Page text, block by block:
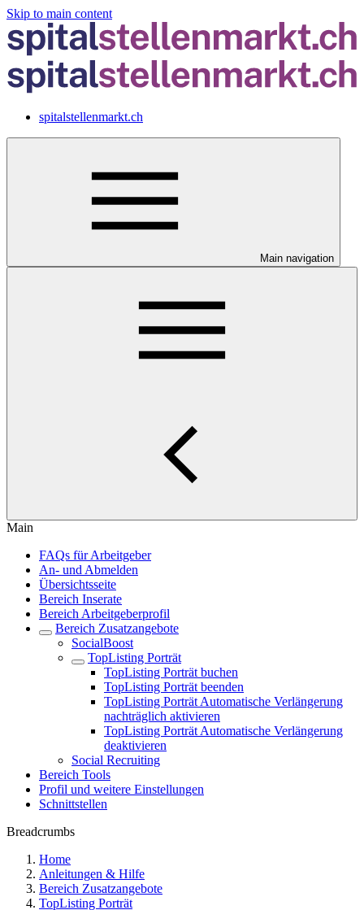
Skip to main content
spitalstellenmarkt.ch
Main navigation
Main
FAQs für Arbeitgeber
An- und Abmelden
Übersichtsseite
Bereich Inserate
Bereich Arbeitgeberprofil
Bereich Zusatzangebote
SocialBoost
TopListing Porträt
TopListing Porträt buchen
TopListing Porträt beenden
TopListing Porträt Automatische Verlängerung
nachträglich aktivieren
TopListing Porträt Automatische Verlängerung
deaktivieren
Social Recruiting
Bereich Tools
Profil und weitere Einstellungen
Schnittstellen
Breadcrumbs
Home
Anleitungen & Hilfe
Bereich Zusatzangebote
TopListing Porträt